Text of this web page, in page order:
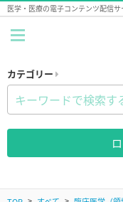
医学・医療の電子コンテンツ配信サ
カテゴリー